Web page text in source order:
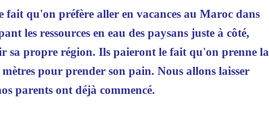
fait qu'on préfère aller en vacances au Maroc dans
les ressources en eau des paysans juste à côté,
sa propre région. Ils paieront le fait qu'on prenne la
pour prender son pain. Nous allons laisser
parents ont déjà commencé.